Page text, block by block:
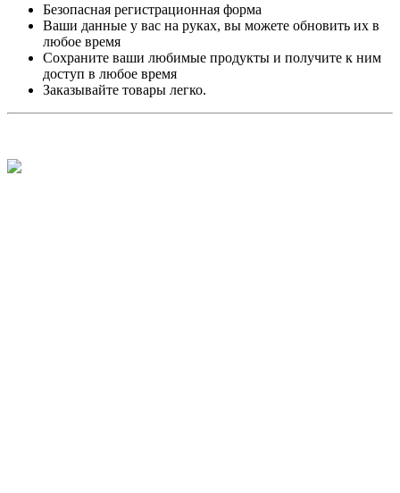
Безопасная регистрационная форма
Ваши данные у вас на руках, вы можете обновить их в
любое время
Сохраните ваши любимые продукты и получите к ним
доступ в любое время
Заказывайте товары легко.